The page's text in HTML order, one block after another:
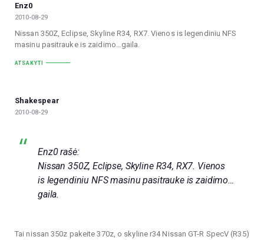
Enz0
2010-08-29
Nissan 350Z, Eclipse, Skyline R34, RX7. Vienos is legendiniu NFS
masinu pasitrauke is zaidimo…gaila.
ATSAKYTI
Shakespear
2010-08-29
Enz0 rašė:
Nissan 350Z, Eclipse, Skyline R34, RX7. Vienos
is legendiniu NFS masinu pasitrauke is zaidimo…
gaila.
Tai nissan 350z pakeite 370z, o skyline r34 Nissan GT-R SpecV (R35)